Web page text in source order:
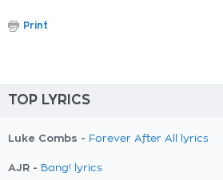
Print
TOP LYRICS
Luke Combs - Forever After All lyrics
AJR - Bang! lyrics